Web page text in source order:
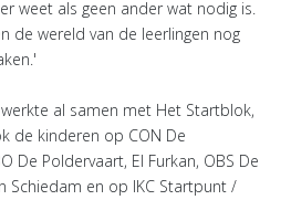
weet als geen ander wat nodig is.
de wereld van de leerlingen nog
al samen met Het Startblok,
de kinderen op CON De
De Poldervaart, El Furkan, OBS De
Schiedam en op IKC Startpunt /